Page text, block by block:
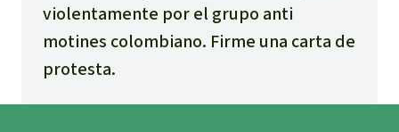
violentamente por el grupo anti
motines colombiano. Firme una carta de
protesta.